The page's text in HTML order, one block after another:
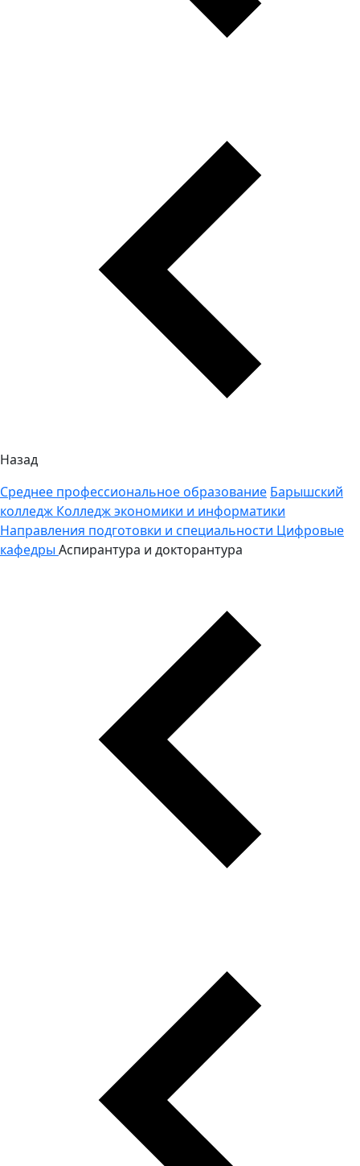
Назад
Среднее профессиональное образование Барышский
колледж Колледж экономики и информатики
Направления подготовки и специальности Цифровые
кафедры Аспирантура и докторантура